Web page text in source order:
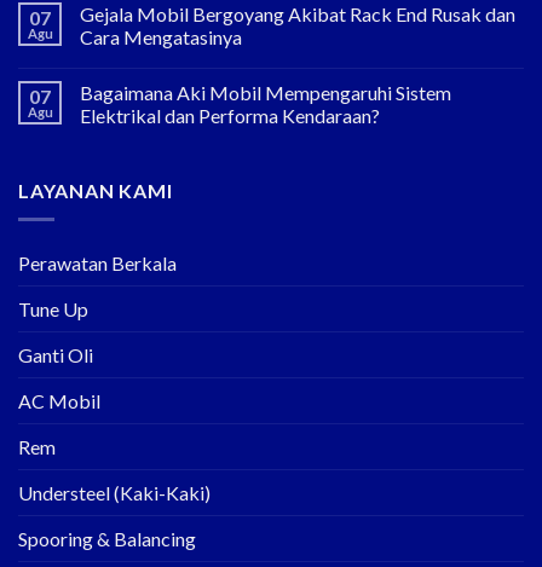
07
Agu
Gejala Mobil Bergoyang Akibat Rack End Rusak dan
Cara Mengatasinya
07
Agu
Bagaimana Aki Mobil Mempengaruhi Sistem
Elektrikal dan Performa Kendaraan?
LAYANAN KAMI
Perawatan Berkala
Tune Up
Ganti Oli
AC Mobil
Rem
Understeel (Kaki-Kaki)
Spooring & Balancing